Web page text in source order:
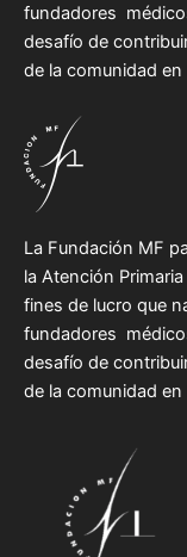
fundadores
desafío de
de la comunidad
La Fundación MF
la Atención
fines de lucro que
fundadores
desafío de
de la comunidad